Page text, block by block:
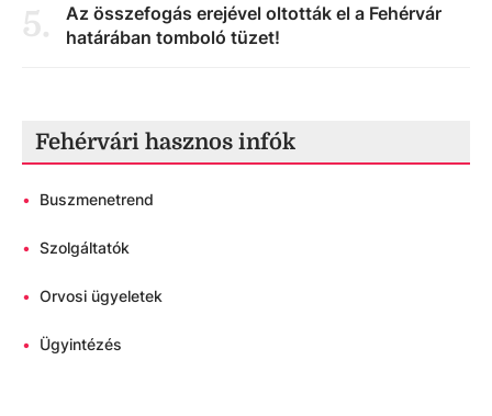
5.
Az összefogás erejével oltották el a Fehérvár
határában tomboló tüzet!
Fehérvári hasznos infók
• Buszmenetrend
• Szolgáltatók
• Orvosi ügyeletek
• Ügyintézés